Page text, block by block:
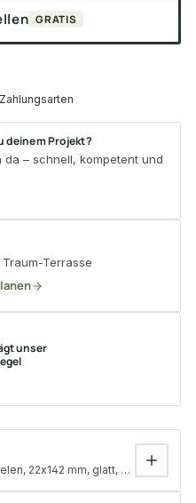
22x142 mm, glatt, Kanten
GRATIS
deinem Projekt?
– schnell, kompetent und
Terrasse
unser